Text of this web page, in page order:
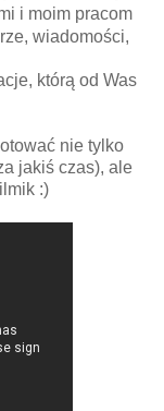
i moim pracom
wiadomości,
którą od Was
nie tylko
jakiś czas), ale
:)